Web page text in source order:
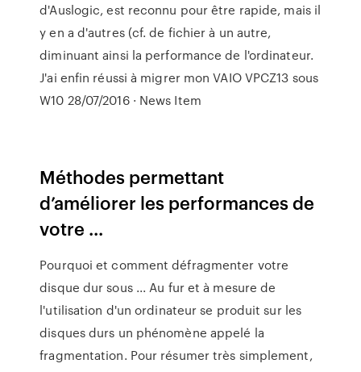
d'Auslogic, est reconnu pour être rapide, mais il
y en a d'autres (cf. de fichier à un autre,
diminuant ainsi la performance de l'ordinateur.
J'ai enfin réussi à migrer mon VAIO VPCZ13 sous
W10 28/07/2016 · News Item
Méthodes permettant
d’améliorer les performances de
votre ...
Pourquoi et comment défragmenter votre
disque dur sous ... Au fur et à mesure de
l'utilisation d'un ordinateur se produit sur les
disques durs un phénomène appelé la
fragmentation. Pour résumer très simplement,